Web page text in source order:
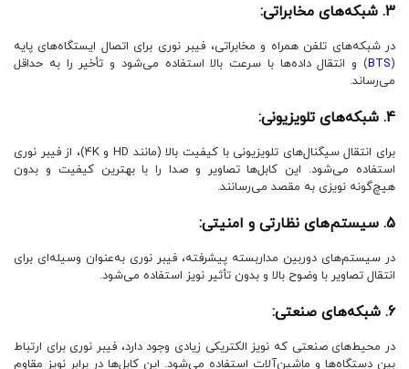
3. شبکه‌های مخابراتی:
در شبکه‌های تلفن همراه و مخابراتی، فیبر نوری برای اتصال ایستگاه‌های پایه
(
BTS) و انتقال داده‌ها با سرعت بالا استفاده می‌شود و تأخیر را به حداقل
می‌رساند.
4. شبکه‌های تلویزیونی:
برای انتقال سیگنال‌های تلویزیونی با کیفیت بالا (مانند HD و 4K)، از فیبر نوری
استفاده می‌شود. این کابل‌ها تصاویر و صدا را با بهترین کیفیت و بدون
هیچ‌گونه نویزی به مقصد می‌رسانند.
5. سیستم‌های نظارتی و امنیتی:
در سیستم‌های دوربین مداربسته پیشرفته، فیبر نوری به‌عنوان وسیله‌ای برای
انتقال تصاویر با وضوح بالا و بدون تأثیر نویز استفاده می‌شود.
6. شبکه‌های صنعتی:
در محیط‌های صنعتی که نویز الکتریکی زیادی وجود دارد، فیبر نوری برای ارتباط
بین دستگاه‌ها و ماشین‌آلات استفاده می‌شود. این کابل‌ها در برابر نویز مقاوم